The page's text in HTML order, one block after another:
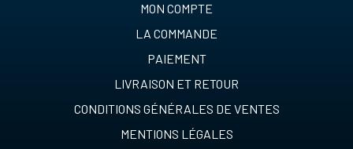
MON COMPTE
LA COMMANDE
PAIEMENT
LIVRAISON ET RETOUR
CONDITIONS GÉNÉRALES DE VENTES
MENTIONS LÉGALES